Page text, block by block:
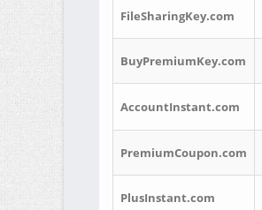
FileSharingKey.com
BuyPremiumKey.com
AccountInstant.com
PremiumCoupon.com
PlusInstant.com